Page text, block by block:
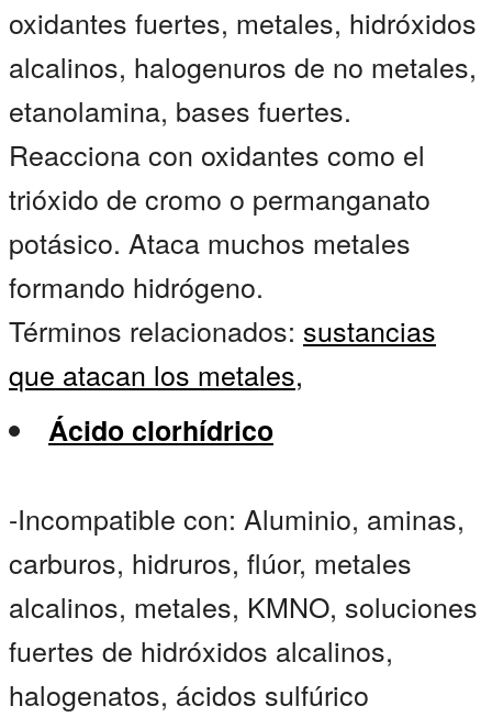
oxidantes fuertes, metales, hidróxidos
alcalinos, halogenuros de no metales,
etanolamina, bases fuertes.
Reacciona con oxidantes como el
trióxido de cromo o permanganato
potásico. Ataca muchos metales
formando hidrógeno.
Términos relacionados: sustancias
que atacan los metales,
Ácido clorhídrico
-Incompatible con: Aluminio, aminas,
carburos, hidruros, flúor, metales
alcalinos, metales, KMNO, soluciones
fuertes de hidróxidos alcalinos,
halogenatos, ácidos sulfúrico